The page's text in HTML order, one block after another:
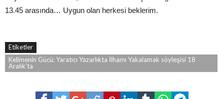
13.45 arasında… Uygun olan herkesi beklerim.
Etiketler
Kelimenin Gücü: Yaratıcı Yazarlıkta İlhamı Yakalamak söyleşisi 18
Aralık'ta